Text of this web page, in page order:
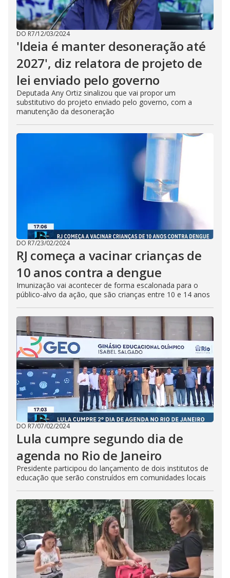
DO R7/12/03/2024
'Ideia é manter desoneração até
2027', diz relatora de projeto de
lei enviado pelo governo
Deputada Any Ortiz sinalizou que vai propor um
substitutivo do projeto enviado pelo governo, com a
manutenção da desoneração
DO R7/23/02/2024
RJ começa a vacinar crianças de
10 anos contra a dengue
Imunização vai acontecer de forma escalonada para o
público-alvo da ação, que são crianças entre 10 e 14 anos
DO R7/07/02/2024
Lula cumpre segundo dia de
agenda no Rio de Janeiro
Presidente participou do lançamento de dois institutos de
educação que serão construídos em comunidades locais